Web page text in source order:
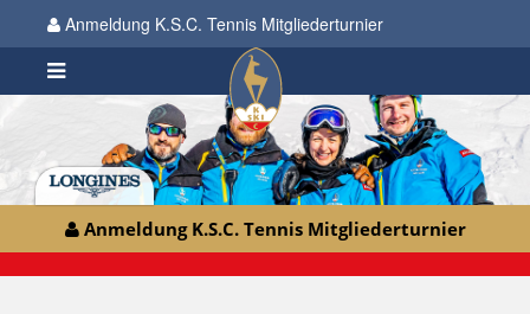
Anmeldung K.S.C. Tennis Mitgliederturnier
Anmeldung K.S.C. Tennis Mitgliederturnier